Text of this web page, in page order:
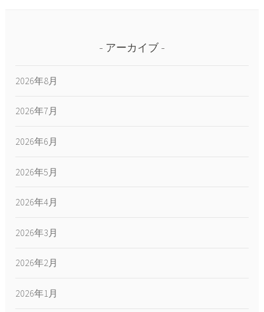
アーカイブ
2026年8月
2026年7月
2026年6月
2026年5月
2026年4月
2026年3月
2026年2月
2026年1月